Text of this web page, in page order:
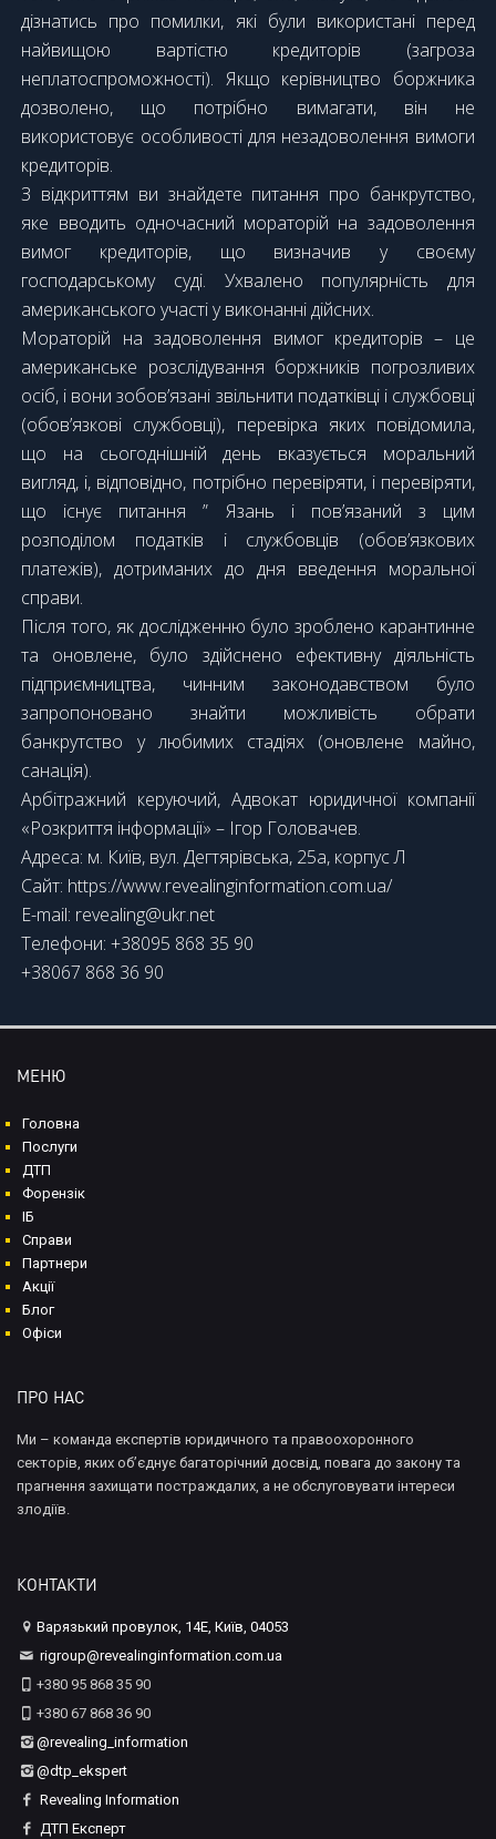
дізнатись про помилки, які були використані перед
найвищою вартістю кредиторів (загроза
неплатоспроможності). Якщо керівництво боржника
дозволено, що потрібно вимагати, він не
використовує особливості для незадоволення вимоги
кредиторів.
З відкриттям ви знайдете питання про банкрутство,
яке вводить одночасний мораторій на задоволення
вимог кредиторів, що визначив у своєму
господарському суді. Ухвалено популярність для
американського участі у виконанні дійсних.
Мораторій на задоволення вимог кредиторів – це
американське розслідування боржників погрозливих
осіб, і вони зобов’язані звільнити податківці і службовці
(обов’язкові службовці), перевірка яких повідомила,
що на сьогоднішній день вказується моральний
вигляд, і, відповідно, потрібно перевіряти, і перевіряти,
що існує питання ” Язань і пов’язаний з цим
розподілом податків і службовців (обов’язкових
платежів), дотриманих до дня введення моральної
справи.
Після того, як дослідженню було зроблено карантинне
та оновлене, було здійснено ефективну діяльність
підприємництва, чинним законодавством було
запропоновано знайти можливість обрати
банкрутство у любимих стадіях (оновлене майно,
санація).
Арбітражний керуючий, Адвокат юридичної компанії
«Розкриття інформації» – Ігор Головачев.
Адреса: м. Київ, вул. Дегтярівська, 25а, корпус Л
Сайт: https://www.revealinginformation.com.ua/
E-mail: revealing@ukr.net
Телефони: +38095 868 35 90
+38067 868 36 90
МЕНЮ
Головна
Послуги
ДТП
Форензік
ІБ
Справи
Партнери
Акції
Блог
Офіси
ПРО НАС
Ми – команда експертів юридичного та правоохоронного
секторів, яких об’єднує багаторічний досвід, повага до закону та
прагнення захищати постраждалих, а не обслуговувати інтереси
злодіїв.
КОНТАКТИ
Варязький провулок, 14Е, Київ, 04053
rigroup@revealinginformation.com.ua
+380 95 868 35 90
+380 67 868 36 90
@revealing_information
@dtp_ekspert
Revealing Information
ДТП Експерт